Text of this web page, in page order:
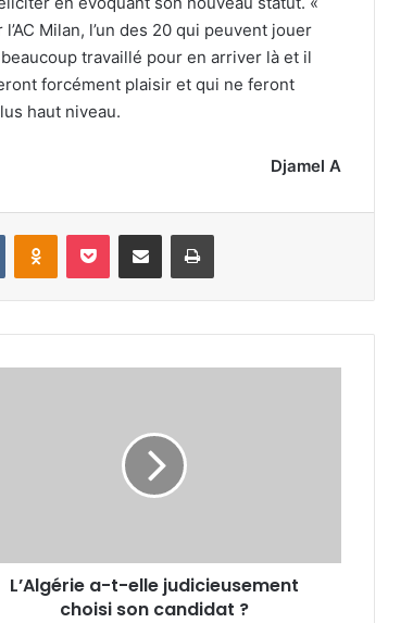
Milan, l’un des 20 qui peuvent jouer
travaillé pour en arriver là et il
forcément plaisir et qui ne feront
haut niveau.
Djamel A
VKontakteOdnoklassniki
Pocket Partager par email Imprimer
L’Algérie a-t-elle judicieusement
choisi son candidat ?